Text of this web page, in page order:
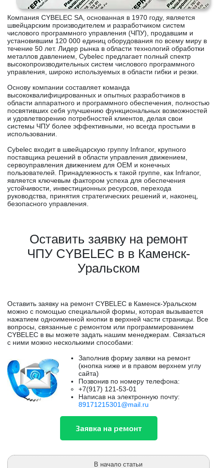
Компания CYBELEC SA, основанная в 1970 году, является
швейцарским производителем и разработчиком систем
числового программного управления (ЧПУ), продавшим и
установившим 120 000 единиц оборудования по всему миру в
течение 50 лет. Лидер рынка в области технологий обработки
металлов давлением, Cybelec предлагает полный спектр
высокопроизводительных систем числового программного
управления, широко используемых в области гибки и резки.
Основу компании составляет команда
высококвалифицированных и опытных разработчиков в
области аппаратного и программного обеспечения, полностью
посвятивших себя улучшению функциональных возможностей
и удовлетворению потребностей клиентов, делая свои
системы ЧПУ более эффективными, но всегда простыми в
использовании.
Cybelec входит в швейцарскую группу Infranor, крупного
поставщика решений в области управления движением,
сервоуправления движением для OEM и конечных
пользователей. Принадлежность к такой группе, как Infranor,
является ключевым фактором успеха для обеспечения
устойчивости, инвестиционных ресурсов, перехода
руководства, принятия стратегических решений и, наконец,
безопасного управления.
Оставить заявку на ремонт
ЧПУ CYBELEC в в Каменск-
Уральском
Оставить заявку на ремонт CYBELEC в Каменск-Уральском
можно с помощью специальной формы, которая вызывается
нажатием одноименной кнопки в верхней части страницы. Все
вопросы, связанные с ремонтом или программированием
CYBELEC в вы можете задать нашим менеджерам. Связаться
с ними можно несколькими способами:
Заполнив форму заявки на ремонт
(кнопка ниже и в правом верхнем углу
сайта)
Позвонив по номеру телефона:
+7(917) 121-53-01
Написав на электронную почту:
89171215301@mail.ru
В начало статьи